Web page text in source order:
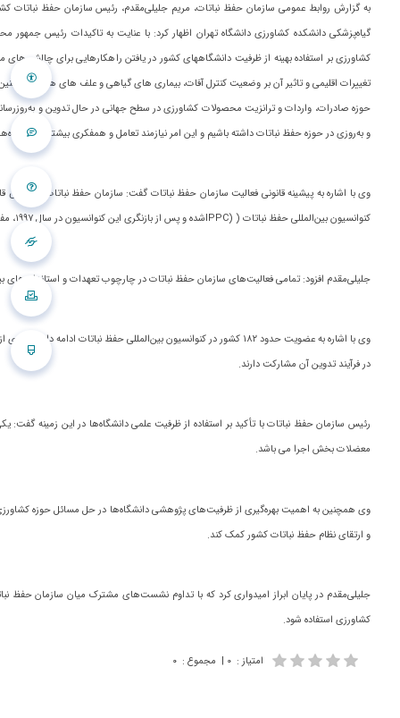
به گزارش روابط عمومی سازمان حفظ نباتات، مریم جلیلی‌مقدم، رئیس سازمان حفظ نباتات
گیاه‌پزشکی دانشکده کشاورزی دانشگاه تهران اظهار کرد: با عنایت به تاکیدات رئیس جمهور
کشاورزی بر استفاده بهینه از ظرفیت دانشگاههای کشور در یافتن راهکارهایی برای چالش
تغییرات اقلیمی و تاثیر آن بر وضعیت کنترل آفات، بیماری های گیاهی و علف های هرز و
حوزه صادرات، واردات و ترانزیت محصولات کشاورزی در سطح جهانی در حال تدوین و
و به‌روزی در حوزه حفظ نباتات داشته باشیم و این امر نیازمند تعامل و همفکری بیشتر با
کنوانسیون بین‌المللی حفظ نباتات ( IPPC)شده و پس از بازنگری این کنوانسیون در سال ۱۹۹۷، مفاد آن در سال ۱۳۸۹ به تصویب مجلس شورای اسلامی رسید و به عنوان قانون داخلی در کشور اجرا می‌شود.
جلیلی‌مقدم افزود: تمامی فعالیت‌های سازمان حفظ نباتات در چارچوب تعهدات و استانداردهای
وی با اشاره به عضویت حدود ۱۸۲ کشور در کنوانسیون بین‌المللی حفظ
در فرآیند تدوین آن مشارکت دارند.
رئیس سازمان حفظ نباتات با تأکید بر استفاده از ظرفیت علمی دانشگاه‌ها در این زمینه گفت:
معضلات بخش اجرا می باشد.
وی همچنین به اهمیت بهره‌گیری از ظرفیت‌های پژوهشی دانشگاه‌ها در حل مسائل حوزه کشاورزی
و ارتقای نظام حفظ نباتات کشور کمک کند.
جلیلی‌مقدم در پایان ابراز امیدواری کرد که با تداوم نشست‌های مشترک میان سازمان
کشاورزی استفاده شود.
امتیاز : ۰ | مجموع : ۰